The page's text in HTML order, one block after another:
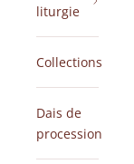
liturgie
Collections
Dais de
procession